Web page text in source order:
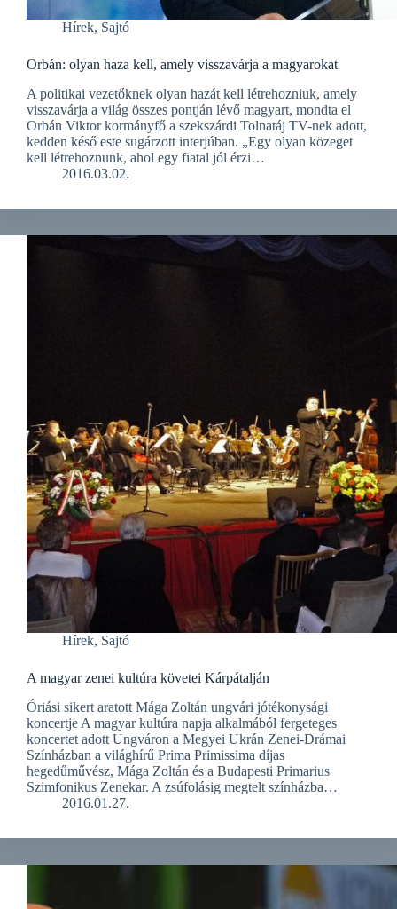
Hírek, Sajtó
Orbán: olyan haza kell, amely visszavárja a magyarokat
A politikai vezetőknek olyan hazát kell létrehozniuk, amely
visszavárja a világ összes pontján lévő magyart, mondta el
Orbán Viktor kormányfő a szekszárdi Tolnatáj TV-nek adott,
kedden késő este sugárzott interjúban. „Egy olyan közeget
kell létrehoznunk, ahol egy fiatal jól érzi…
2016.03.02.
Hírek, Sajtó
A magyar zenei kultúra követei Kárpátalján
Óriási sikert aratott Mága Zoltán ungvári jótékonysági
koncertje A magyar kultúra napja alkalmából fergeteges
koncertet adott Ungváron a Megyei Ukrán Zenei-Drámai
Színházban a világhírű Prima Primissima díjas
hegedűművész, Mága Zoltán és a Budapesti Primarius
Szimfonikus Zenekar. A zsúfolásig megtelt színházba…
2016.01.27.